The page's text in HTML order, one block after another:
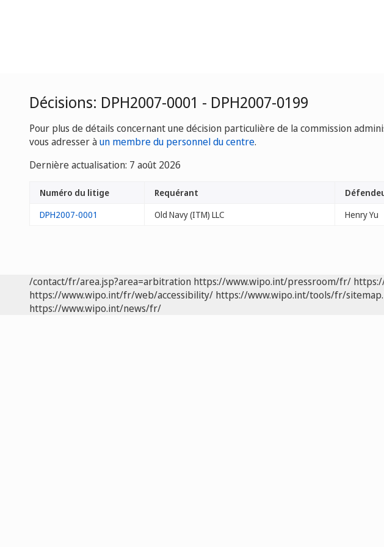
Décisions: DPH2007-0001 - DPH2007-0199
Pour plus de détails concernant une décision particulière de la commission
vous adresser àun membre du personnel du centre.
Dernière actualisation: 7 août 2026
Numéro du litige Requérant
DPH2007-0001
Old Navy (ITM) LLC Henry Yu
/contact/fr/area.jsp?area=arbitration https://www.wipo.int/pressroom/fr/
https://www.wipo.int/fr/web/accessibility/ https://www.wipo.int/tools/fr/
https://www.wipo.int/news/fr/